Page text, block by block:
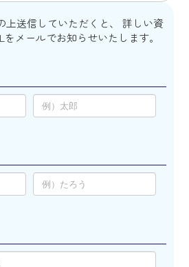
上送信していただくと、 詳しい資
メールでお知らせいたします。